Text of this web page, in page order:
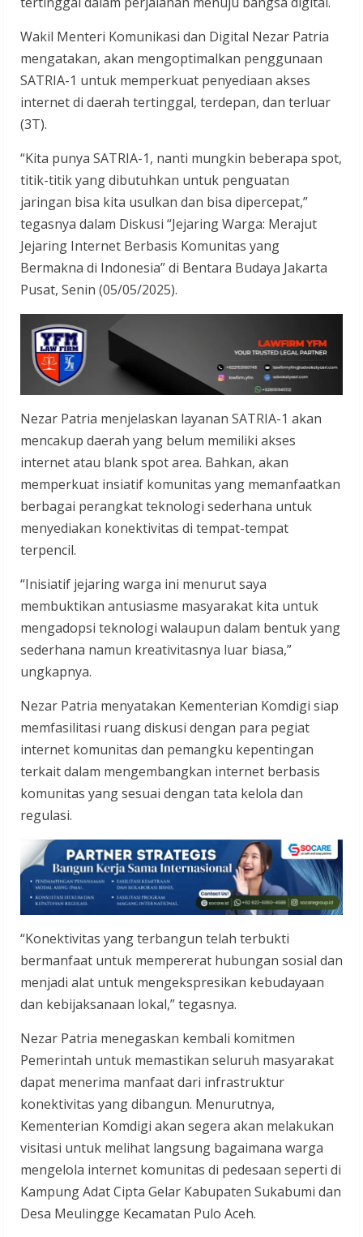
Wakil Menteri Komunikasi dan Digital Nezar Patria
mengatakan, akan mengoptimalkan penggunaan
SATRIA-1 untuk memperkuat penyediaan akses
internet di daerah tertinggal, terdepan, dan terluar
(3T).
“Kita punya SATRIA-1, nanti mungkin beberapa spot,
titik-titik yang dibutuhkan untuk penguatan
jaringan bisa kita usulkan dan bisa dipercepat,”
tegasnya dalam Diskusi “Jejaring Warga: Merajut
Jejaring Internet Berbasis Komunitas yang
Bermakna di Indonesia” di Bentara Budaya Jakarta
Pusat, Senin (05/05/2025).
Nezar Patria menjelaskan layanan SATRIA-1 akan
mencakup daerah yang belum memiliki akses
internet atau blank spot area. Bahkan, akan
memperkuat insiatif komunitas yang memanfaatkan
berbagai perangkat teknologi sederhana untuk
menyediakan konektivitas di tempat-tempat
terpencil.
“Inisiatif jejaring warga ini menurut saya
membuktikan antusiasme masyarakat kita untuk
mengadopsi teknologi walaupun dalam bentuk yang
sederhana namun kreativitasnya luar biasa,”
ungkapnya.
Nezar Patria menyatakan Kementerian Komdigi siap
memfasilitasi ruang diskusi dengan para pegiat
internet komunitas dan pemangku kepentingan
terkait dalam mengembangkan internet berbasis
komunitas yang sesuai dengan tata kelola dan
regulasi.
“Konektivitas yang terbangun telah terbukti
bermanfaat untuk mempererat hubungan sosial dan
menjadi alat untuk mengekspresikan kebudayaan
dan kebijaksanaan lokal,” tegasnya.
Nezar Patria menegaskan kembali komitmen
Pemerintah untuk memastikan seluruh masyarakat
dapat menerima manfaat dari infrastruktur
konektivitas yang dibangun. Menurutnya,
Kementerian Komdigi akan segera akan melakukan
visitasi untuk melihat langsung bagaimana warga
mengelola internet komunitas di pedesaan seperti di
Kampung Adat Cipta Gelar Kabupaten Sukabumi dan
Desa Meulingge Kecamatan Pulo Aceh.